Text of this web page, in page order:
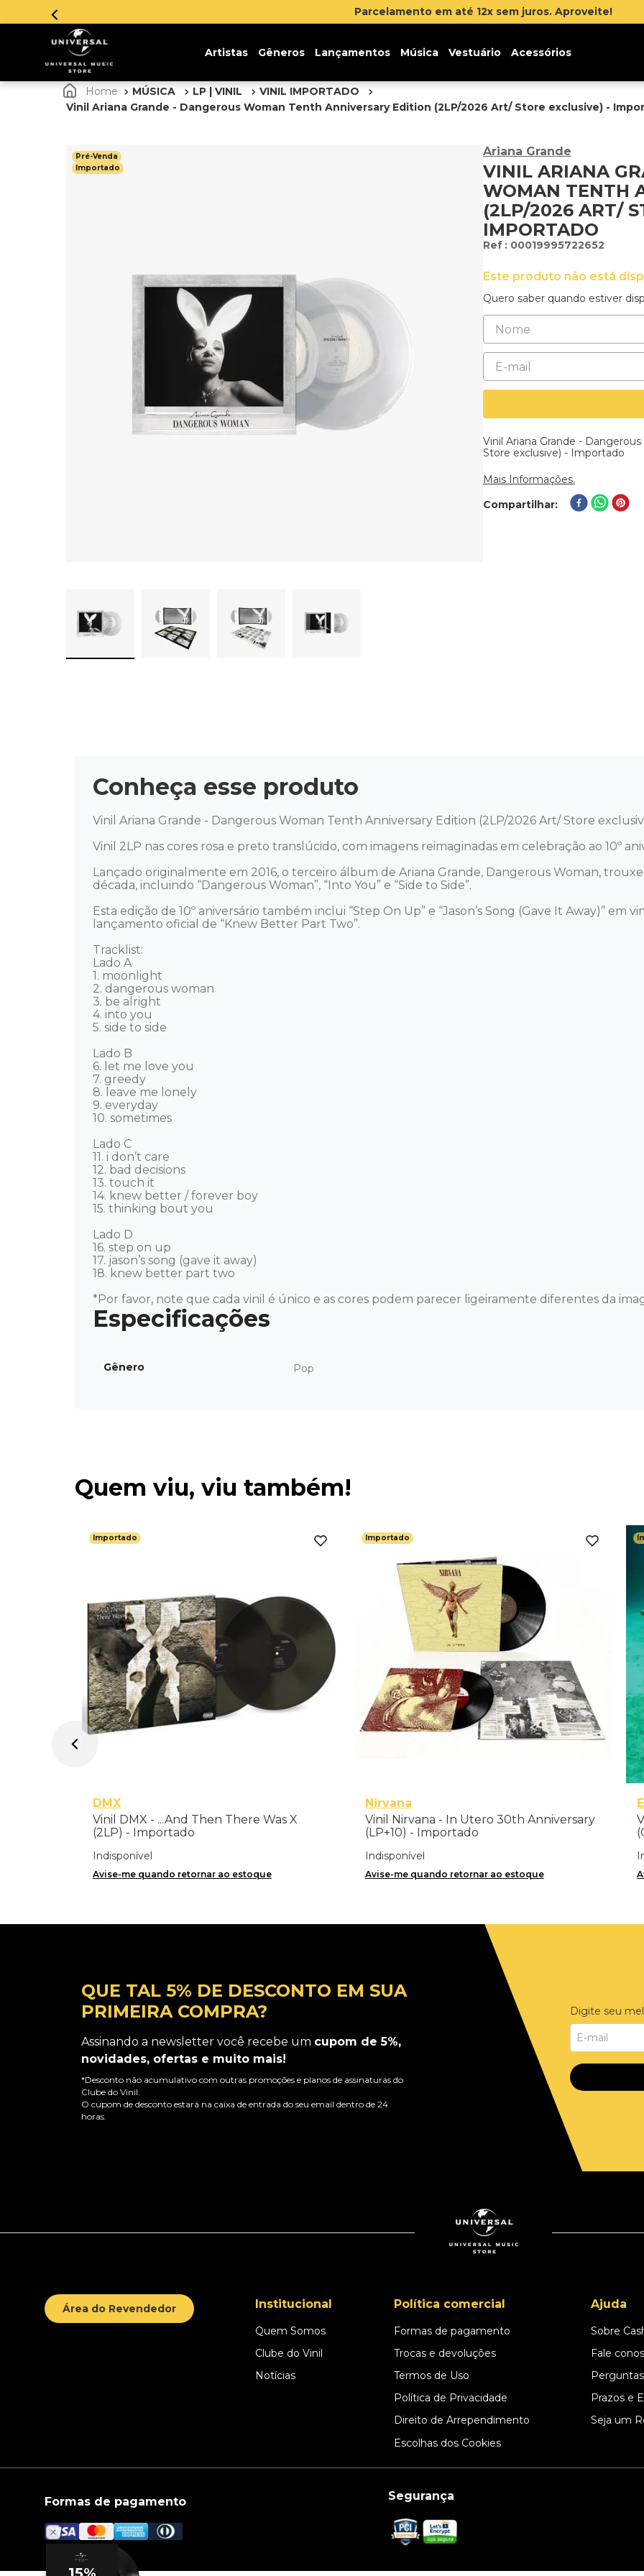
juros. Aproveite!
Artistas Gêneros Lançamentos Música Vestuário Acessórios
MÚSICA LP | VINIL
VINIL IMPORTADO
Vinil Ariana Grande - Dangerous Woman Tenth Anniversary Edition (2LP/2026 Art/ Store exclusive) -
Pré-Venda
Importado
Ariana Grande
VINIL ARIANA
WOMAN TENTH
(2LP/2026 ART/
IMPORTADO
: 00019995722652
Este produto não está
Quero saber quando estiver
Vinil Ariana Grande -
Store exclusive) - Importado
Mais Informações.
Compartilhar
Conheça esse produto
Vinil Ariana Grande - Dangerous Woman Tenth Anniversary Edition (2LP/2026 Art/ Store
Vinil 2LP nas cores rosa e preto translúcido, com imagens reimaginadas em celebração ao 10º
Lançado originalmente em 2016, o terceiro álbum de Ariana Grande, Dangerous Woman, trouxe
década, incluindo “Dangerous Woman”, “Into You” e “Side to Side”.
Esta edição de 10º aniversário também inclui “Step On Up” e “Jason’s Song (Gave It Away)” em
lançamento oficial de “Knew Better Part Two”.
Tracklist:
Lado A
1. moonlight
2. dangerous woman
3. be alright
4. into you
5. side to side
Lado B
6. let me love you
7. greedy
8. leave me lonely
9. everyday
10. sometimes
Lado C
11. i don’t care
12. bad decisions
13. touch it
14. knew better / forever boy
15. thinking bout you
Lado D
16. step on up
17. jason’s song (gave it away)
18. knew better part two
*Por favor, note que cada vinil é único e as cores podem parecer ligeiramente diferentes da
Gênero Pop
Quem viu, viu também!
Importado
DMX
Vinil DMX - ...And Then There Was X
(2LP) - Importado
Indisponível
Avise-me quando retornar ao estoque
Importado
Nirvana
Vinil Nirvana - In Utero 30th Anniversary
(LP+10) - Importado
Indisponível
Avise-me quando retornar ao estoque
QUE TAL 5% DE DESCONTO EM SUA
PRIMEIRA COMPRA?
Assinando a newsletter você recebe um cupom de 5%,
novidades, ofertas e muito mais!
*Desconto não acumulativo com outras promoções e planos de assinaturas do
Clube do Vinil.
O cupom de desconto estará na caixa de entrada do seu email dentro de 24
horas.
Digite seu
Área do Revendedor Institucional
Quem Somos
Clube do Vinil
Notícias
Política comercial
Formas de pagamento
Trocas e devoluções
Termos de Uso
Política de Privacidade
Direito de Arrependimento
Escolhas dos Cookies
Ajuda
Sobre
Fale
Prazos e
Seja um
Formas de pagamento Segurança